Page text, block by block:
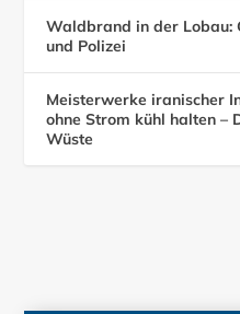
Waldbrand in der Lobau:
und Polizei
Meisterwerke iranischer
ohne Strom kühl halten –
Wüste